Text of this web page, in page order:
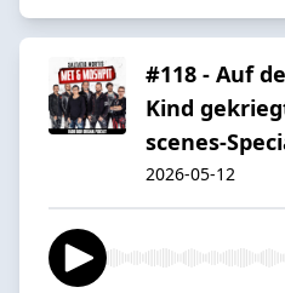
#118 - Auf
Kind
scenes-
2026-05-12